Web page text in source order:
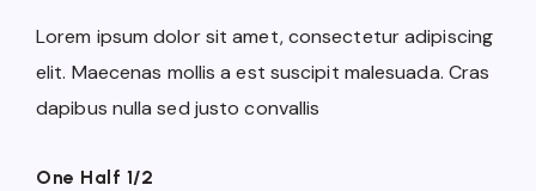
Lorem ipsum dolor sit amet, consectetur adipiscing
elit. Maecenas mollis a est suscipit malesuada. Cras
dapibus nulla sed justo convallis
One Half 1/2